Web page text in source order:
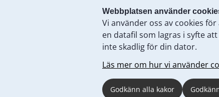
Webbplatsen använder
Vi använder oss av cookies
en datafil som lagras i syfte
inte skadlig för din dator.
Läs mer om hur vi använder
Godkänn alla kakor